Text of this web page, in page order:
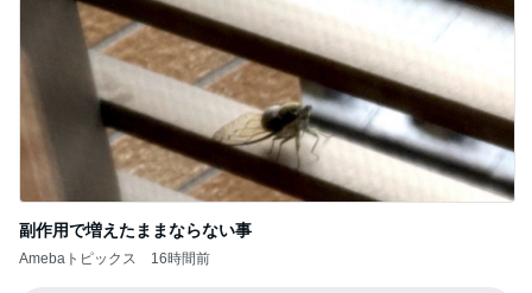
副作用で増えたままならない事
Amebaトピックス 16時間前